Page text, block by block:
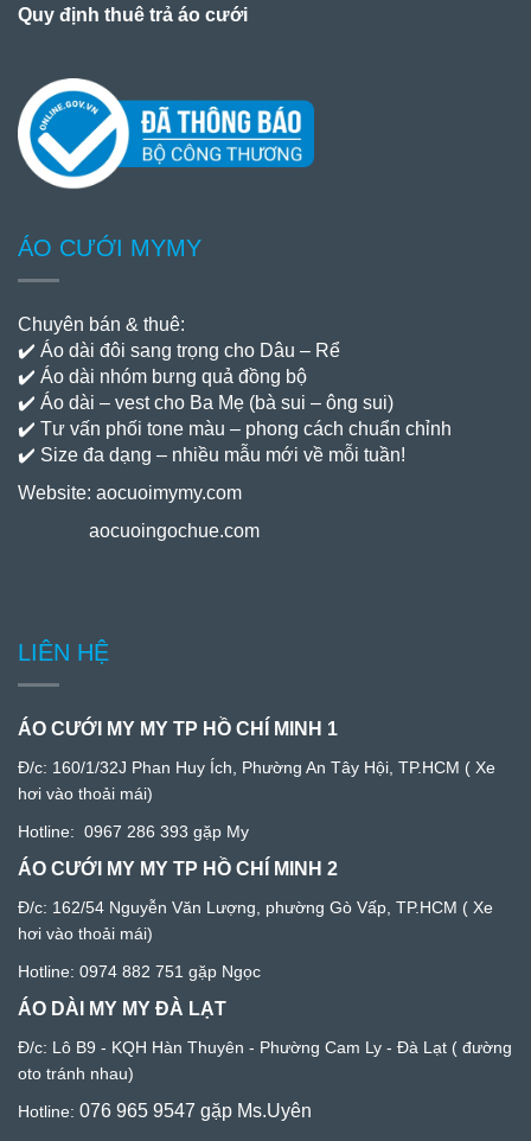
Quy định thuê trả áo cưới
ÁO CƯỚI MYMY
Chuyên bán & thuê:
✔️ Áo dài đôi sang trọng cho Dâu – Rể
✔️ Áo dài nhóm bưng quả đồng bộ
✔️ Áo dài – vest cho Ba Mẹ (bà sui – ông sui)
✔️ Tư vấn phối tone màu – phong cách chuẩn chỉnh
✔️ Size đa dạng – nhiều mẫu mới về mỗi tuần!
Website: aocuoimymy.com
aocuoingochue.com
LIÊN HỆ
ÁO CƯỚI MY MY TP HỒ CHÍ MINH 1
Đ/c: 160/1/32J Phan Huy Ích, Phường An Tây Hội, TP.HCM ( Xe
hơi vào thoải mái)
Hotline: 0967 286 393 gặp My
ÁO CƯỚI MY MY TP HỒ CHÍ MINH 2
Đ/c: 162/54 Nguyễn Văn Lượng, phường Gò Vấp, TP.HCM ( Xe
hơi vào thoải mái)
Hotline: 0974 882 751 gặp Ngọc
ÁO DÀI MY MY ĐÀ LẠT
Đ/c: Lô B9 - KQH Hàn Thuyên - Phường Cam Ly - Đà Lạt ( đường
oto tránh nhau)
Hotline: 076 965 9547 gặp Ms.Uyên